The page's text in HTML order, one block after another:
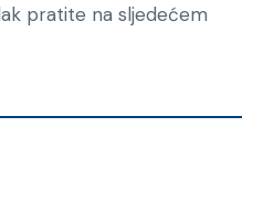
pratite na sljedećem